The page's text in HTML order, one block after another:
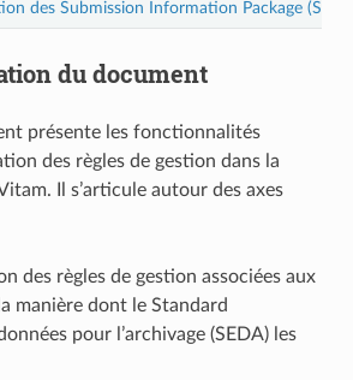
des Submission Information Package (SIP)
du document
présente les fonctionnalités
des règles de gestion dans la
Il s’articule autour des axes
des règles de gestion associées aux
manière dont le Standard
pour l’archivage (SEDA) les